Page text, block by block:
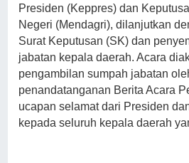
Presiden (Keppres) dan
Negeri (Mendagri), dilanjutkan
Surat Keputusan (SK) dan
jabatan kepala daerah. Acara
pengambilan sumpah jabatan
penandatanganan Berita Acara
ucapan selamat dari Presiden
kepada seluruh kepala daerah